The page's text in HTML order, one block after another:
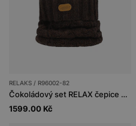
RELAKS / R96002-82
Čokoládový set RELAX čepice + nákrčník s merino vlnou
1599.00 Kč